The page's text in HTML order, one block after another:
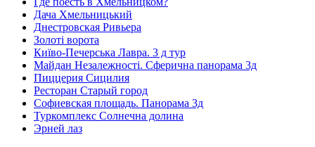
Дача Хмельницький
Днестровская Ривьера
Золоті ворота
Київо-Печерська Лавра. 3 д тур
Майдан Незалежності. Сферична панорама 3д
Пиццерия Сицилия
Ресторан Старый город
Софиевская площадь. Панорама 3д
Туркомплекс Солнечна долина
Эрней лаз